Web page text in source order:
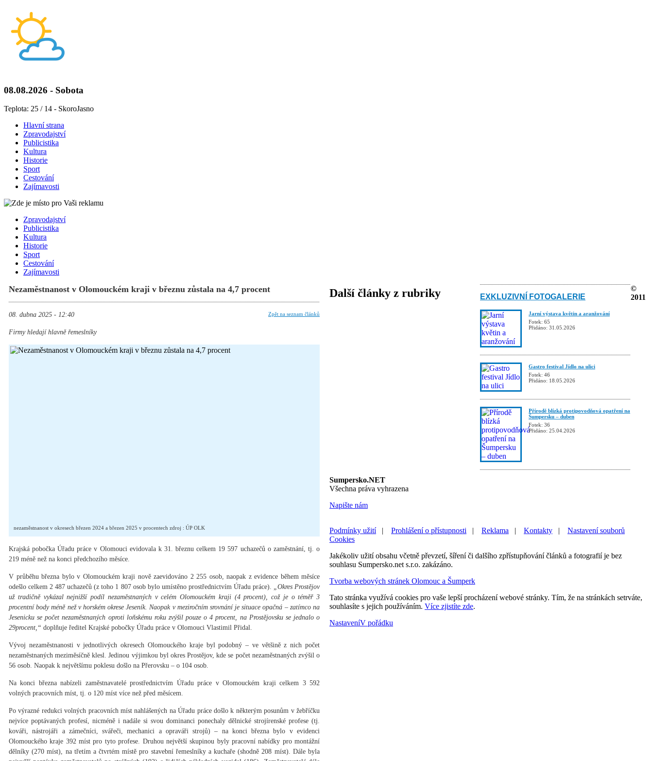
08.08.2026 - Sobota
Teplota: 25 / 14 - SkoroJasno
Hlavní strana
Zpravodajství
Publicistika
Kultura
Historie
Sport
Cestování
Zajímavosti
Zpravodajství
Publicistika
Kultura
Historie
Sport
Cestování
Zajímavosti
Nezaměstnanost v Olomouckém kraji v březnu zůstala na 4,7 procent
08. dubna 2025 - 12:40 Zpět na seznam článků
Firmy hledají hlavně řemeslníky
nezaměstnanost v okresech březen 2024 a březen 2025 v procentech zdroj : ÚP OLK
Krajská pobočka Úřadu práce v Olomouci evidovala k 31. březnu celkem 19 597 uchazečů o zaměstnání, tj. o
219 méně než na konci předchozího měsíce.
V průběhu března bylo v Olomouckém kraji nově zaevidováno 2 255 osob, naopak z evidence během měsíce
odešlo celkem 2 487 uchazečů (z toho 1 807 osob bylo umístěno prostřednictvím Úřadu práce). „Okres Prostějov
už tradičně vykázal nejnižší podíl nezaměstnaných v celém Olomouckém kraji (4 procent), což je o téměř 3
procentní body méně než v horském okrese Jeseník. Naopak v meziročním srovnání je situace opačná – zatímco na
Jesenicku se počet nezaměstnaných oproti loňskému roku zvýšil pouze o 4 procent, na Prostějovsku se jednalo o
29procent,“ doplňuje ředitel Krajské pobočky Úřadu práce v Olomouci Vlastimil Přidal.
Vývoj nezaměstnanosti v jednotlivých okresech Olomouckého kraje byl podobný – ve většině z nich počet
nezaměstnaných meziměsíčně klesl. Jedinou výjimkou byl okres Prostějov, kde se počet nezaměstnaných zvýšil o
56 osob. Naopak k největšímu poklesu došlo na Přerovsku – o 104 osob.
Na konci března nabízeli zaměstnavatelé prostřednictvím Úřadu práce v Olomouckém kraji celkem 3 592
volných pracovních míst, tj. o 120 míst více než před měsícem.
Po výrazné redukci volných pracovních míst nahlášených na Úřadu práce došlo k některým posunům v žebříčku
nejvíce poptávaných profesí, nicméně i nadále si svou dominanci ponechaly dělnické strojírenské profese (tj.
kováři, nástrojáři a zámečníci, svářeči, mechanici a opraváři strojů) – na konci března bylo v evidenci
Olomouckého kraje 392 míst pro tyto profese. Druhou největší skupinou byly pracovní nabídky pro montážní
dělníky (270 míst), na třetím a čtvrtém místě pro stavební řemeslníky a kuchaře (shodně 208 míst). Dále byla
Další články z rubriky EXKLUZIVNÍ FOTOGALERIE
Jarní výstava květin a aranžování
Fotek: 65
Přidáno: 31.05.2026
Gastro festival Jídlo na ulici
Fotek: 46
Přidáno: 18.05.2026
Přírodě blízká protipovodňová opatření na
Šumpersku – duben
Fotek: 36
Přidáno: 25.04.2026
©
2011
Sumpersko.NET
Všechna práva vyhrazena
Napište nám
Podmínky užití Prohlášení o přístupnosti Reklama Kontakty
Nastavení souborů
Cookies
Jakékoliv užití obsahu včetně převzetí, šíření či dalšího zpřístupňování článků a fotografií je bez
souhlasu Sumpersko.net s.r.o. zakázáno.
Tvorba webových stránek Olomouc a Šumperk
Tato stránka využívá cookies pro vaše lepší procházení webové stránky. Tím, že na stránkách setrváte,
souhlasíte s jejich používáním. Více zjistíte zde.
NastaveníV pořádku